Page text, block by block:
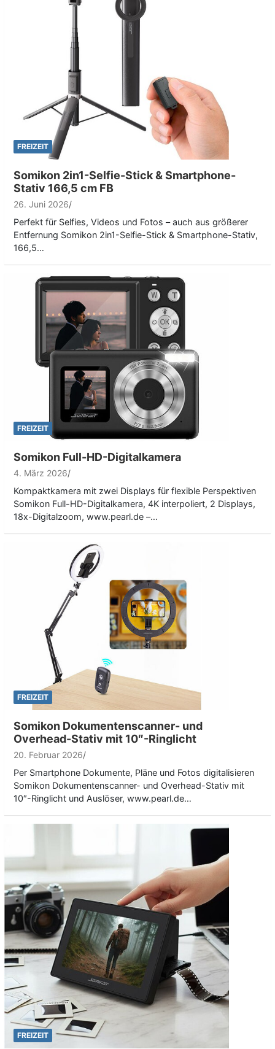
FREIZEIT
Somikon 2in1-Selfie-Stick & Smartphone-
Stativ 166,5 cm FB
26. Juni 2026
Perfekt für Selfies, Videos und Fotos – auch aus größerer
Entfernung Somikon 2in1-Selfie-Stick & Smartphone-Stativ,
166,5…
FREIZEIT
Somikon Full-HD-Digitalkamera
4. März 2026
Kompaktkamera mit zwei Displays für flexible Perspektiven
Somikon Full-HD-Digitalkamera, 4K interpoliert, 2 Displays,
18x-Digitalzoom, www.pearl.de –…
FREIZEIT
Somikon Dokumentenscanner- und
Overhead-Stativ mit 10″-Ringlicht
20. Februar 2026
Per Smartphone Dokumente, Pläne und Fotos digitalisieren
Somikon Dokumentenscanner- und Overhead-Stativ mit
10″-Ringlicht und Auslöser, www.pearl.de…
FREIZEIT